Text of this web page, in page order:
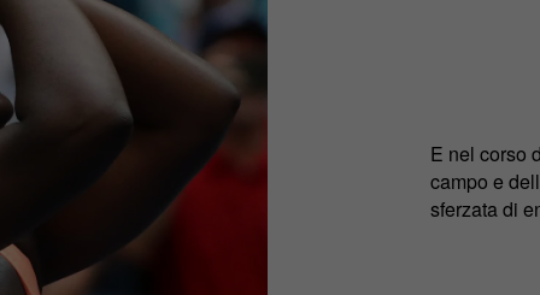
E nel corso
campo e
sferzata di